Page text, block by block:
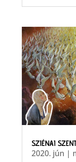
SZIÉNAI
2020. jún |